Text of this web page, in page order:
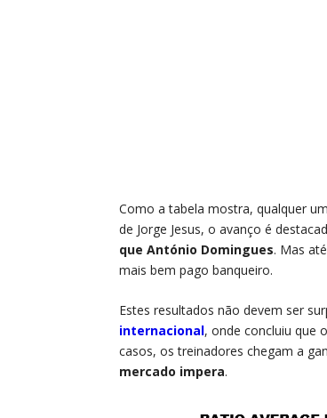
Como a tabela mostra, qualquer
de Jorge Jesus, o avanço é
que António Domingues. Mas
mais bem pago banqueiro.
Estes resultados não devem ser
internacional, onde concluiu que
casos, os treinadores chegam a
mercado impera.